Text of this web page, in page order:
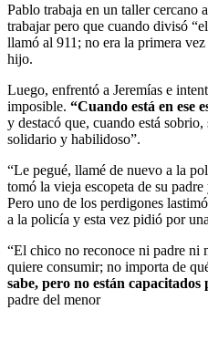
Pablo trabaja en un taller cercano
trabajar pero que cuando divisó
llamó al 911; no era la primera
hijo.
Luego, enfrentó a Jeremías e
imposible. “Cuando está en ese
y destacó que, cuando está
solidario y habilidoso”.
“Le pegué, llamé de nuevo a la
tomó la vieja escopeta de su
Pero uno de los perdigones
a la policía y esta vez pidió por
“El chico no reconoce ni padre ni
quiere consumir; no importa de
sabe, pero no están capacitados
padre del menor